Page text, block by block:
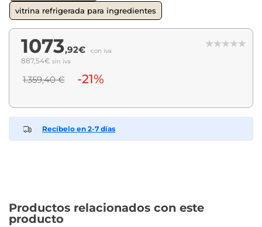
vitrina refrigerada para ingredientes
1073,92€ con iva
887,54€ sin iva
1.359,40 € -21%
Recíbelo en 2-7 días
Productos relacionados con este
producto